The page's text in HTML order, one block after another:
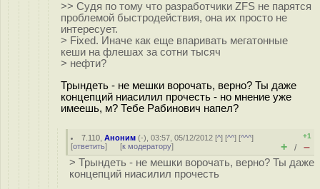
>> Судя по тому что разработчики ZFS не парятся
проблемой быстродействия, она их просто не
интересует.
> Fixed. Иначе как еще впаривать мегатонные
кеши на флешах за сотни тысяч
> нефти?
Трындеть - не мешки ворочать, верно? Ты даже
концепций ниасилил прочесть - но мнение уже
имеешь, м? Тебе Рабинович напел?
7.110 ,Аноним (-), 03:57, 05/12/2012 [^] [^^] [^^^]
[ответить] [к модератору]
+1
+ / –
> Трындеть - не мешки ворочать, верно? Ты даже
концепций ниасилил прочесть